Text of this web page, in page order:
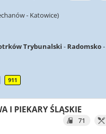
- Katowice)
Trybunalski - Radomsko-
911
I PIEKARY ŚLĄSKIE
71